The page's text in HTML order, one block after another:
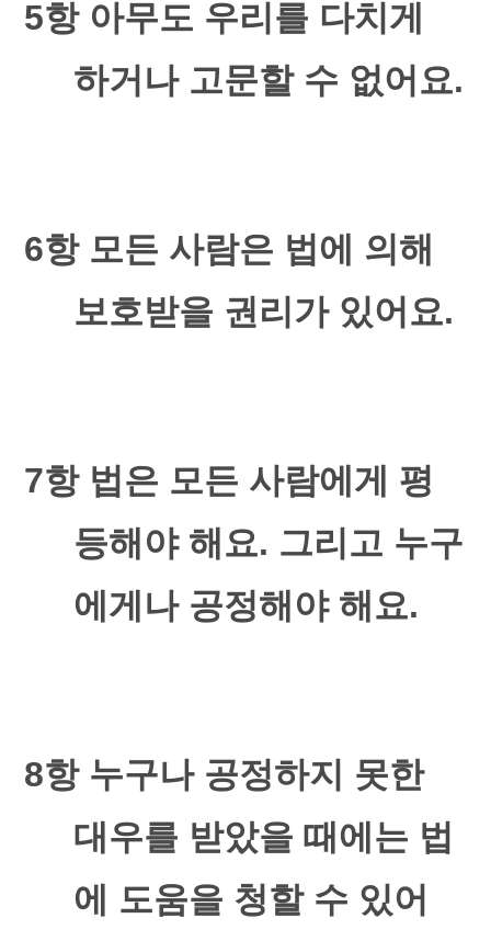
5항 아무도 우리를 다치게
하거나 고문할 수 없어요.
6항 모든 사람은 법에 의해
보호받을 권리가 있어요.
7항 법은 모든 사람에게 평
등해야 해요. 그리고 누구
에게나 공정해야 해요.
8항 누구나 공정하지 못한
대우를 받았을 때에는 법
에 도움을 청할 수 있어